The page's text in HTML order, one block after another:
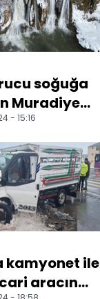
soğuğa
Muradiye
alanda
- 15:16
kamyonet ile
aracın